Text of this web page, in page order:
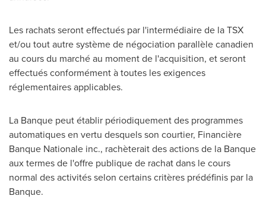
Les rachats seront effectués par l'intermédiaire de la TSX
et/ou tout autre système de négociation parallèle canadien
au cours du marché au moment de l'acquisition, et seront
effectués conformément à toutes les exigences
réglementaires applicables.
La Banque peut établir périodiquement des programmes
automatiques en vertu desquels son courtier, Financière
Banque Nationale inc., rachèterait des actions de la Banque
aux termes de l'offre publique de rachat dans le cours
normal des activités selon certains critères prédéfinis par la
Banque.